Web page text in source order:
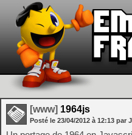
[www] 1964js
Posté le 23/04/2012 à 12:13 par